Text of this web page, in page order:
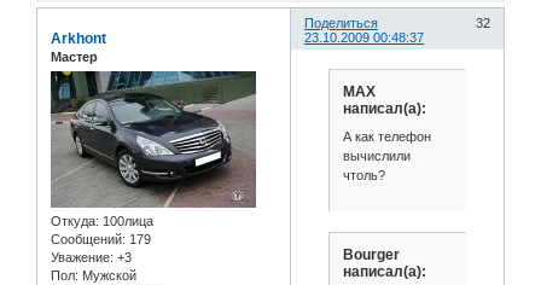
Поделиться
32
23.10.2009 00:48:37
Arkhont
Мастер
Откуда: 100лица
Сообщений: 179
Уважение: +3
Пол: Мужской
MAX
написал(а):
А как телефон
вычислили
чтоль?
Bourger
написал(а):